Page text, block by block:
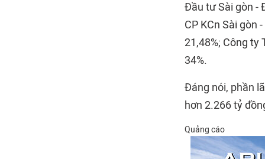
Đầu tư Sài gòn -
CP KCn Sài gòn
21,48%; Công ty
34%.
Đáng nói, phần
hơn 2.266 tỷ
Quảng cáo